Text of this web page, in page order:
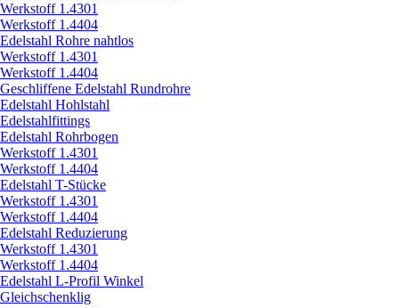
Werkstoff 1.4301
Werkstoff 1.4404
Edelstahl Rohre nahtlos
Werkstoff 1.4301
Werkstoff 1.4404
Geschliffene Edelstahl Rundrohre
Edelstahl Hohlstahl
Edelstahlfittings
Edelstahl Rohrbogen
Werkstoff 1.4301
Werkstoff 1.4404
Edelstahl T-Stücke
Werkstoff 1.4301
Werkstoff 1.4404
Edelstahl Reduzierung
Werkstoff 1.4301
Werkstoff 1.4404
Edelstahl L-Profil Winkel
Gleichschenklig